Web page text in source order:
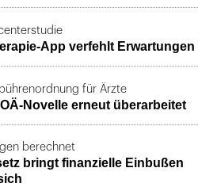
App verfehlt Erwartungen
für Ärzte
Novelle erneut überarbeitet
berechnet
bringt finanzielle Einbußen